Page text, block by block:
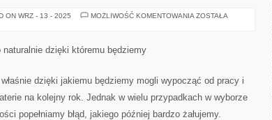
ON WRZ - 13 - 2025 MOŻLIWOŚĆ KOMENTOWANIA JAKIKOLWIEK
W
PODRÓŻOWANIU
ZOSTAŁA
naturalnie dzięki któremu będziemy
dzięki jakiemu będziemy mogli wypocząć od pracy i
na kolejny rok. Jednak w wielu przypadkach w wyborze
popełniamy błąd, jakiego później bardzo żałujemy.